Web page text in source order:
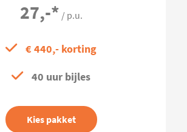
27,-* / p.u.
€ 440,- korting
40 uur bijles
Kies pakket